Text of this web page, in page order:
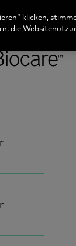
klicken,
die